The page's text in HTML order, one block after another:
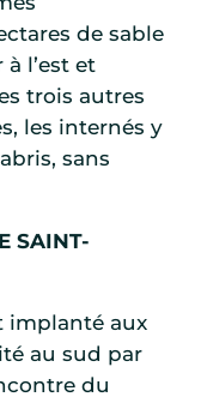
de sable
l’est et
trois autres
les internés y
sans
SAINT-
implanté aux
au sud par
du